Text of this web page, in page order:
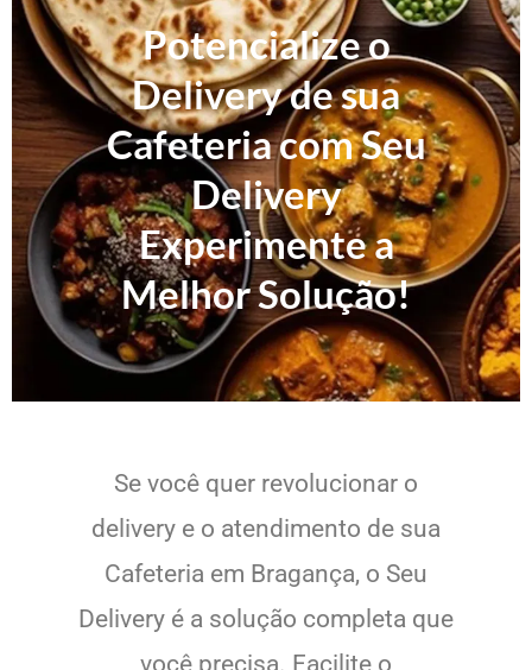
Potencialize o
Delivery de sua
Cafeteria com Seu
Delivery
Experimente a
Melhor Solução!
Se você quer revolucionar o
delivery e o atendimento de sua
Cafeteria em Bragança, o Seu
Delivery é a solução completa que
você precisa. Facilite o